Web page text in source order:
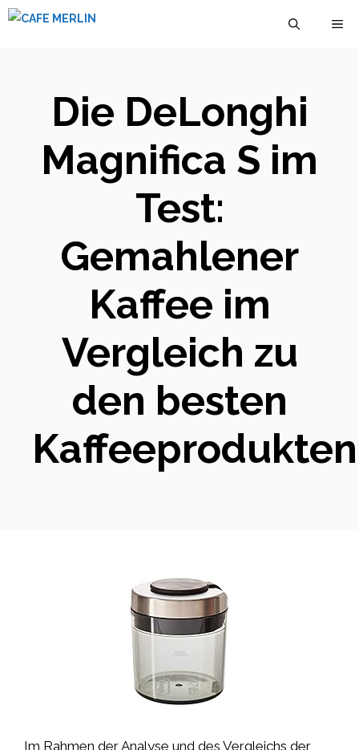
Zum
Die DeLonghi
Magnifica S im
Test:
Gemahlener
Kaffee im
Vergleich zu
den besten
Kaffeeprodukten
Im Rahmen der Analyse und des Vergleichs der